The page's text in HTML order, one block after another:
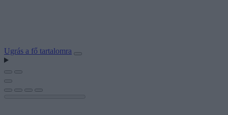
Ugrás a fő tartalomra